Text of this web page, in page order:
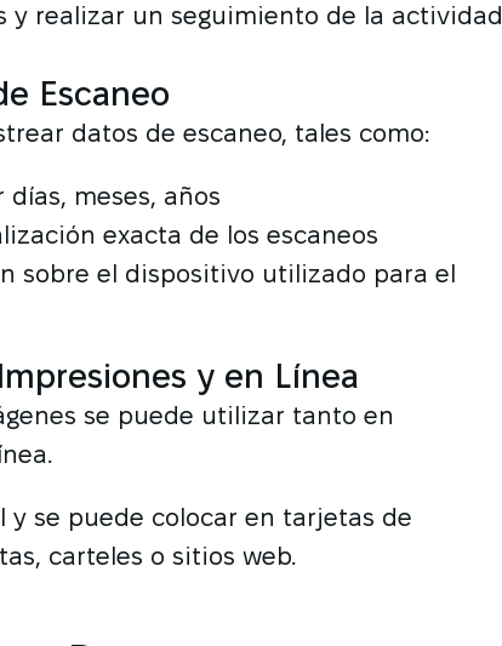
y realizar un seguimiento de la actividad
Escaneo
datos de escaneo, tales como:
meses, años
exacta de los escaneos
sobre el dispositivo utilizado para el
y en Línea
se puede utilizar tanto en
se puede colocar en tarjetas de
carteles o sitios web.